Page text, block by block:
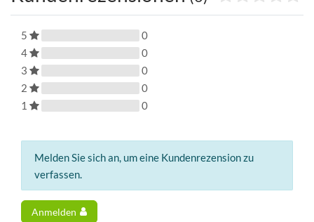
5
0
4
0
3
0
2
0
1
0
Melden Sie sich an, um eine Kundenrezension zu
verfassen.
Anmelden